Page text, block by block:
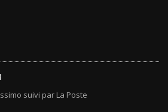
suivi par La Poste